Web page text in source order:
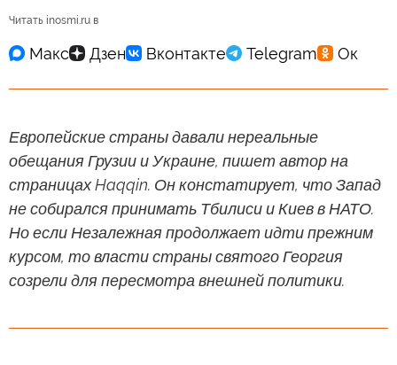
Читать inosmi.ru в
Европейские страны давали нереальные
обещания Грузии и Украине, пишет автор на
страницах Haqqin. Он констатирует, что Запад
не собирался принимать Тбилиси и Киев в НАТО.
Но если Незалежная продолжает идти прежним
курсом, то власти страны святого Георгия
созрели для пересмотра внешней политики.